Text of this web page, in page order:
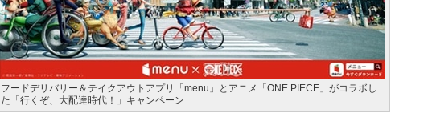
フードデリバリー＆テイクアウトアプリ「menu」とアニメ「ONE PIECE」がコラボし
た「行くぞ、大配達時代！」キャンペーン